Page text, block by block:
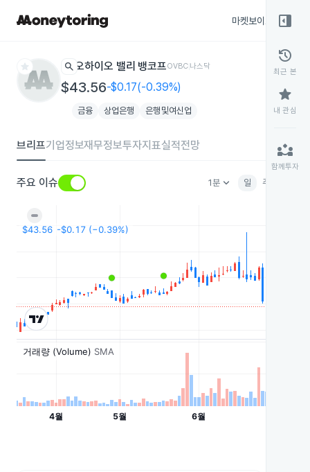
마켓보이스
star search 오하이오 밸리 뱅코프OVBC나스닥
$43.56-$0.17(-0.39%)
금융 상업은행 은행및여신업
브리프기업정보재무정보투자지표실적전망
주요 이슈 1분keyboard_arrow_down 일 주
right_panel_open
history
최근 본
star
내 관심
partner_exchange
함께투자